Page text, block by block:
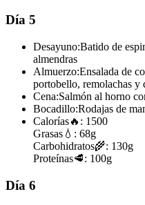
Día 5
Desayuno:Batido de
almendras
Almuerzo:Ensalada de
portobello, remolachas y
Cena:Salmón al horno
Bocadillo:Rodajas de
Calorías🔥: 1500
Grasas 💧: 68g
Carbohidratos🌾: 130g
Proteínas🥩: 100g
Día 6